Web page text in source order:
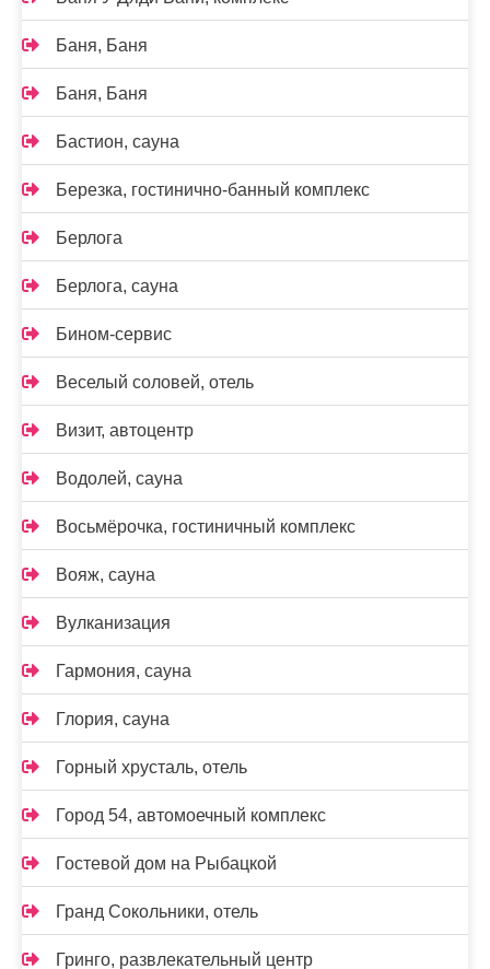
Баня, Баня
Баня, Баня
Бастион, сауна
Березка, гостинично-банный комплекс
Берлога
Берлога, сауна
Бином-сервис
Веселый соловей, отель
Визит, автоцентр
Водолей, сауна
Восьмёрочка, гостиничный комплекс
Вояж, сауна
Вулканизация
Гармония, сауна
Глория, сауна
Горный хрусталь, отель
Город 54, автомоечный комплекс
Гостевой дом на Рыбацкой
Гранд Сокольники, отель
Гринго, развлекательный центр